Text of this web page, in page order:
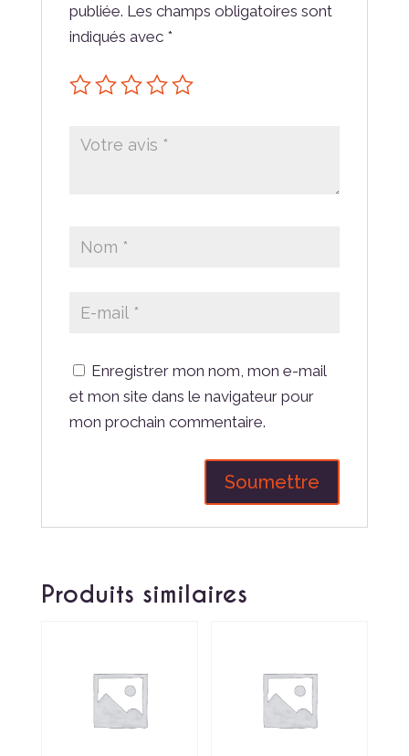
publiée. Les champs obligatoires sont
indiqués avec *
Enregistrer mon nom, mon e-mail
et mon site dans le navigateur pour
mon prochain commentaire.
Produits similaires